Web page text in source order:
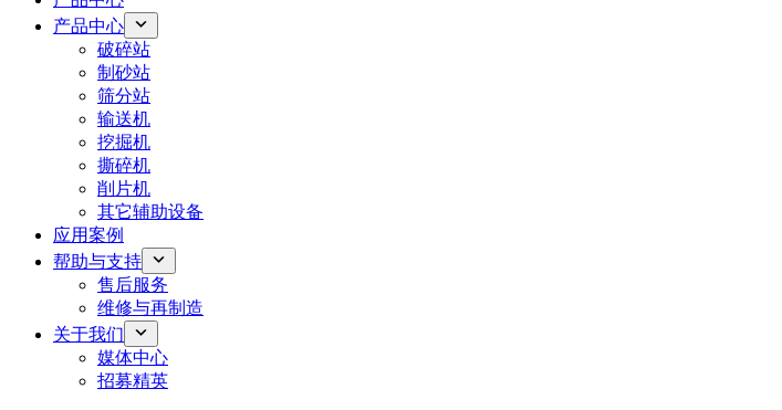
产品中心
破碎站
制砂站
筛分站
输送机
挖掘机
撕碎机
削片机
其它辅助设备
应用案例
帮助与支持
售后服务
维修与再制造
关于我们
媒体中心
招募精英